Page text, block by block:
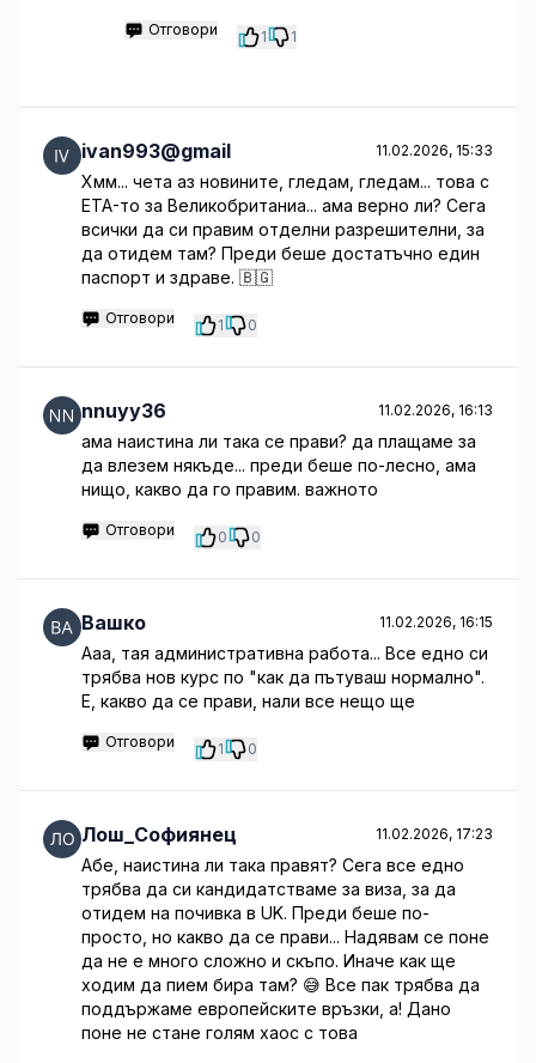
Отговори 1 1
ivan993@gmail 11.02.2026, 15:33
Хмм... чета аз новините, гледам, гледам... това с
ETA-то за Великобританиа... ама верно ли? Сега
всички да си правим отделни разрешителни, за
да отидем там? Преди беше достатъчно един
паспорт и здраве. 🇧🇬
Отговори 1 0
nnuyy36 11.02.2026, 16:13
ама наистина ли така се прави? да плащаме за
да влезем някъде... преди беше по-лесно, ама
нищо, какво да го правим. важното
Отговори 0 0
Вашко 11.02.2026, 16:15
Ааа, тая административна работа... Все едно си
трябва нов курс по "как да пътуваш нормално".
Е, какво да се прави, нали все нещо ще
Отговори 1 0
Лош_Софиянец 11.02.2026, 17:23
Абе, наистина ли така правят? Сега все едно
трябва да си кандидатстваме за виза, за да
отидем на почивка в UK. Преди беше по-
просто, но какво да се прави... Надявам се поне
да не е много сложно и скъпо. Иначе как ще
ходим да пием бира там? 😅 Все пак трябва да
поддържаме европейските връзки, а! Дано
поне не стане голям хаос с това